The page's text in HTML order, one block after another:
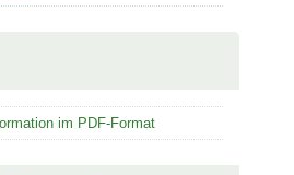
im PDF-Format